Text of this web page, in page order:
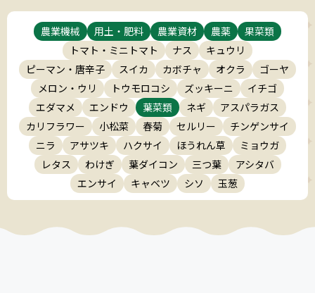
農業機械 用土・肥料 農業資材 農薬
果菜類
トマト・ミニトマト
ナス
キュウリ
ピーマン・唐辛子
スイカ カボチャ オクラ
ゴーヤ
メロン・ウリ
トウモロコシ ズッキーニ
イチゴ
エダマメ
エンドウ 葉菜類 ネギ
アスパラガス
カリフラワー
小松菜 春菊 セルリー
チンゲンサイ
ニラ
アサツキ ハクサイ ほうれん草
ミョウガ
レタス
わけぎ 葉ダイコン 三つ葉
アシタバ
エンサイ
キャベツ シソ 玉葱